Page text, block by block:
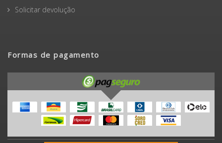
Solicitar devolução
Formas de pagamento